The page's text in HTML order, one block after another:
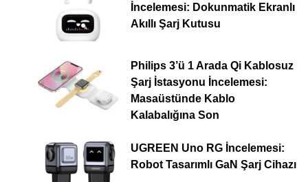
İncelemesi: Dokunmatik Ekranlı
Akıllı Şarj Kutusu
Philips 3’ü 1 Arada Qi Kablosuz
Şarj İstasyonu İncelemesi:
Masaüstünde Kablo
Kalabalığına Son
UGREEN Uno RG İncelemesi:
Robot Tasarımlı GaN Şarj Cihazı